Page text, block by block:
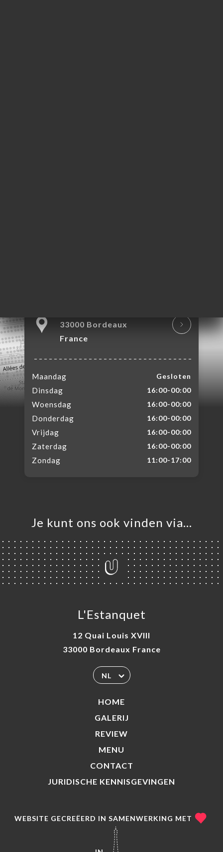
33000 Bordeaux
France
Maandag Gesloten
Dinsdag 16:00-00:00
Woensdag 16:00-00:00
Donderdag 16:00-00:00
Vrijdag 16:00-00:00
Zaterdag 16:00-00:00
Zondag 11:00-17:00
Je kunt ons ook vinden via…
L'Estanquet
12 Quai Louis XVIII
33000 Bordeaux France
NL
HOME
GALERIJ
REVIEW
MENU
CONTACT
JURIDISCHE KENNISGEVINGEN
WEBSITE GECREËERD IN SAMENWERKING MET